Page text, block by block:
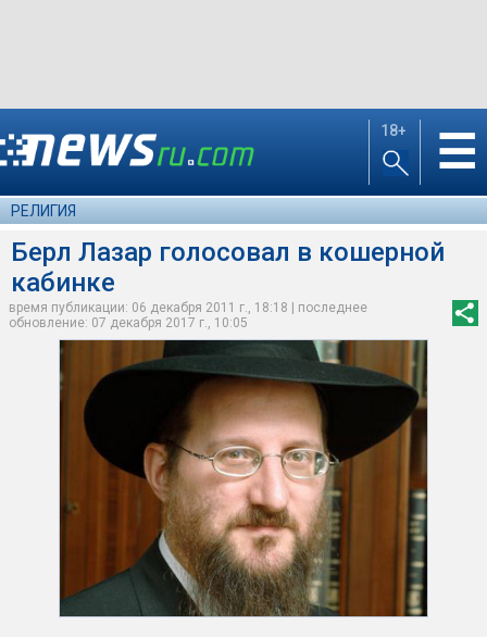
18+ ☰
РЕЛИГИЯ
Берл Лазар голосовал в кошерной
кабинке
время публикации: 06 декабря 2011 г., 18:18 | последнее
обновление: 07 декабря 2017 г., 10:05